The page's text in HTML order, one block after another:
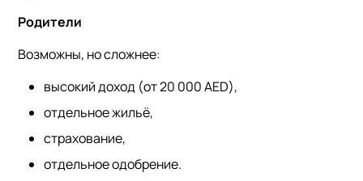
Родители
Возможны, но сложнее:
высокий доход (от 20 000 AED),
отдельное жильё,
страхование,
отдельное одобрение.